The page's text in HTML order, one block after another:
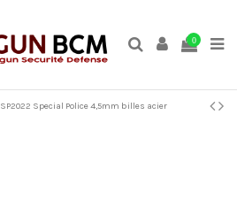
0
SP2022 Special Police 4,5mm billes acier